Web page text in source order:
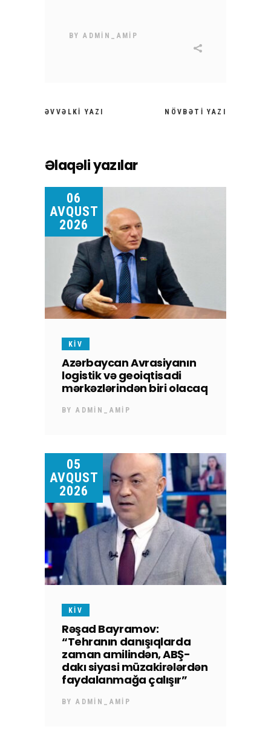
BYADMIN_AMIP
ƏVVƏLKI YAZI NÖVBƏTI YAZI
Əlaqəli yazılar
06
AVQUST
2026
KİV
Azərbaycan Avrasiyanın
logistik və geoiqtisadi
mərkəzlərindən biri olacaq
BYADMIN_AMIP
05
AVQUST
2026
KİV
Rəşad Bayramov:
“Tehranın danışıqlarda
zaman amilindən, ABŞ-
dakı siyasi müzakirələrdən
faydalanmağa çalışır”
BYADMIN_AMIP